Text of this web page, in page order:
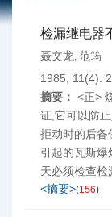
检漏继电器
聂文龙, 范筠
1985, 11(4):
摘要： <正>
证,它可以防
拒动时的后备
引起的瓦斯
天必须检查检
<摘要>(156)